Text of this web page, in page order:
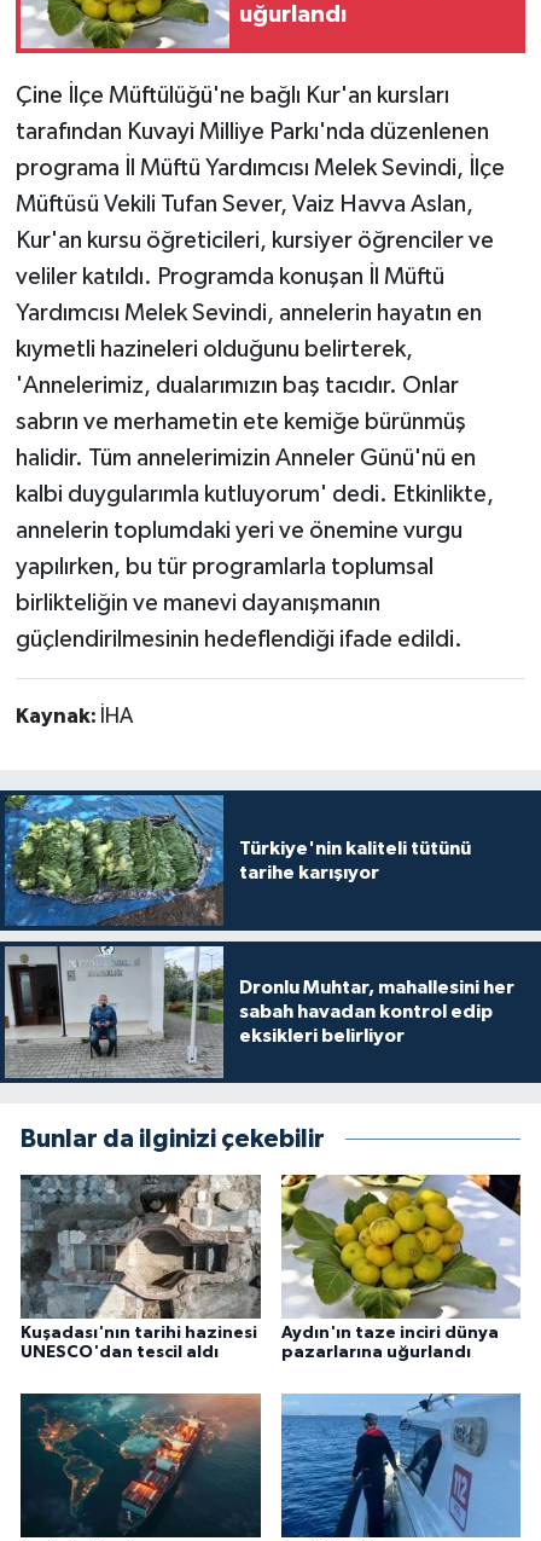
uğurlandı
Çine İlçe Müftülüğü'ne bağlı Kur'an kursları
tarafından Kuvayi Milliye Parkı'nda düzenlenen
programa İl Müftü Yardımcısı Melek Sevindi, İlçe
Müftüsü Vekili Tufan Sever, Vaiz Havva Aslan,
Kur'an kursu öğreticileri, kursiyer öğrenciler ve
veliler katıldı. Programda konuşan İl Müftü
Yardımcısı Melek Sevindi, annelerin hayatın en
kıymetli hazineleri olduğunu belirterek,
'Annelerimiz, dualarımızın baş tacıdır. Onlar
sabrın ve merhametin ete kemiğe bürünmüş
halidir. Tüm annelerimizin Anneler Günü'nü en
kalbi duygularımla kutluyorum' dedi. Etkinlikte,
annelerin toplumdaki yeri ve önemine vurgu
yapılırken, bu tür programlarla toplumsal
birlikteliğin ve manevi dayanışmanın
güçlendirilmesinin hedeflendiği ifade edildi.
Kaynak: İHA
Türkiye'nin kaliteli tütünü
tarihe karışıyor
Dronlu Muhtar, mahallesini her
sabah havadan kontrol edip
eksikleri belirliyor
Bunlar da ilginizi çekebilir
Kuşadası'nın tarihi hazinesi
UNESCO'dan tescil aldı
Aydın'ın taze inciri dünya
pazarlarına uğurlandı
Teknoloji
Yaşam